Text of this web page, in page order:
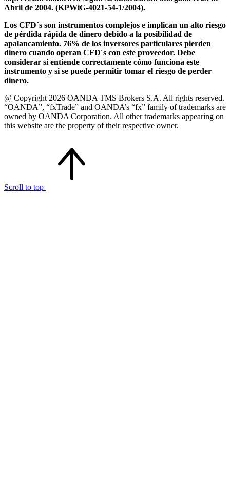
Abril de 2004. (KPWiG-4021-54-1/2004).
Los CFD´s son instrumentos complejos e implican un alto riesgo
de pérdida rápida de dinero debido a la posibilidad de
apalancamiento. 76% de los inversores particulares pierden
dinero cuando operan CFD´s con este proveedor. Debe
considerar si entiende correctamente cómo funciona este
instrumento y si se puede permitir tomar el riesgo de perder
dinero.
@ Copyright 2026 OANDA TMS Brokers S.A. All rights reserved.
“OANDA”, “fxTrade” and OANDA’s “fx” family of trademarks are
owned by OANDA Corporation. All other trademarks appearing on
this website are the property of their respective owner.
Scroll to top